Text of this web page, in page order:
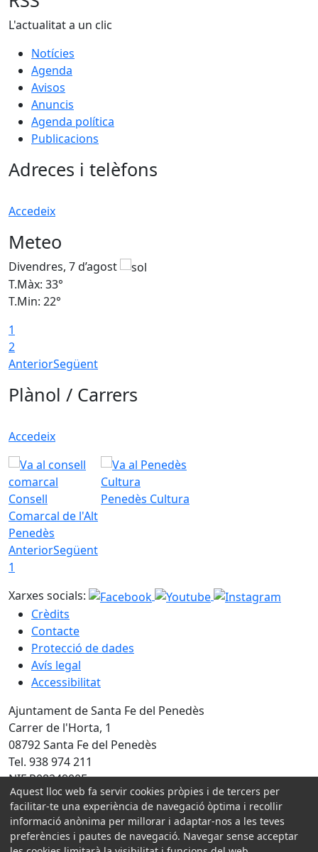
L'actualitat a un clic
Notícies
Agenda
Avisos
Anuncis
Agenda política
Publicacions
Adreces i telèfons
Accedeix
Meteo
Divendres, 7 d’agost
T.Màx: 33°
T.Min: 22°
1
2
AnteriorSegüent
Plànol / Carrers
Accedeix
Consell
Comarcal de l'Alt
Penedès
Penedès Cultura
AnteriorSegüent
1
Xarxes socials:
Crèdits
Contacte
Protecció de dades
Avís legal
Accessibilitat
Ajuntament de Santa Fe del Penedès
Carrer de l'Horta, 1
08792 Santa Fe del Penedès
Tel. 938 974 211
NIF P0824900E
Amb la col·laboració de:
Aquest lloc web fa servir cookies pròpies i de tercers per
facilitar-te una experiència de navegació òptima i recollir
informació anònima per millorar i adaptar-nos a les teves
preferències i pautes de navegació. Navegar sense acceptar